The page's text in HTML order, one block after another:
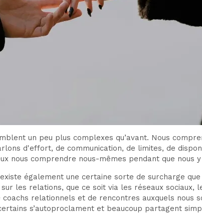
un peu plus complexes qu’avant. Nous
d'effort, de communication, de limites, de
nous comprendre nous-mêmes pendant que nous
également une certaine sorte de surcharge
les relations, que ce soit via les réseaux
relationnels et de rencontres auxquels nous
s’autoproclament et beaucoup partagent